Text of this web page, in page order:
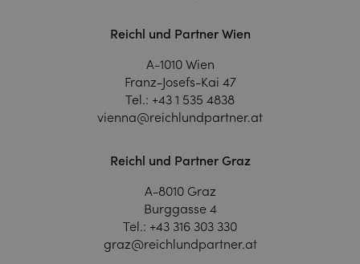
Reichl und Partner Wien
A-1010 Wien
Franz-Josefs-Kai 47
Tel.: +43 1 535 4838
vienna@reichlundpartner.at
Reichl und Partner Graz
A-8010 Graz
Burggasse 4
Tel.: +43 316 303 330
graz@reichlundpartner.at